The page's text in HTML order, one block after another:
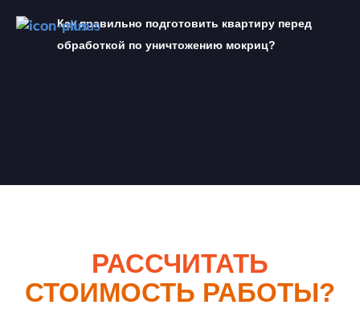
Как правильно подготовить квартиру перед
обработкой по уничтожению мокриц?
РАССЧИТАТЬ
СТОИМОСТЬ РАБОТЫ?